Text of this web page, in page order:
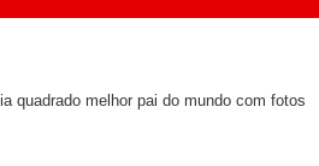
quadrado melhor pai do mundo com fotos